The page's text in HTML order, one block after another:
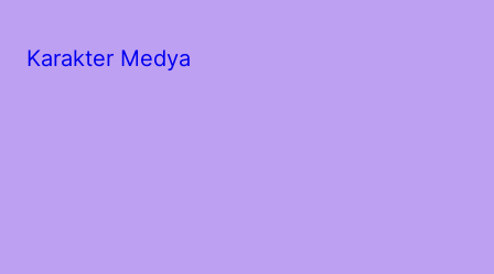
Karakter Medya